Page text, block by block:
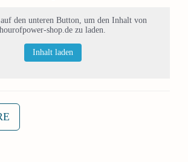
den unteren Button, um den Inhalt von
hourofpower-shop.de zu laden.
Inhalt laden